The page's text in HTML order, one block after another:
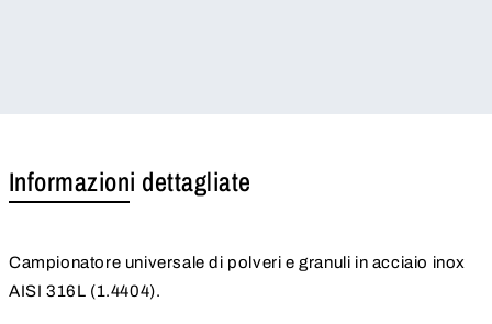
Informazioni dettagliate
Campionatore universale di polveri e granuli in acciaio inox
AISI 316L (1.4404).